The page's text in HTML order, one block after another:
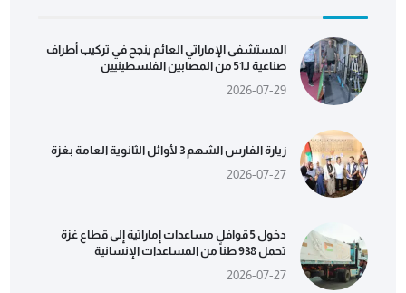
المستشفى الإماراتي العائم ينجح في تركيب أطراف
صناعية لـ51 من المصابين الفلسطينيين
2026-07-29
زيارة الفارس الشهم 3 لأوائل الثانوية العامة بغزة
2026-07-27
دخول 5 قوافل مساعدات إماراتية إلى قطاع غزة
تحمل 938 طناً من المساعدات الإنسانية
2026-07-27